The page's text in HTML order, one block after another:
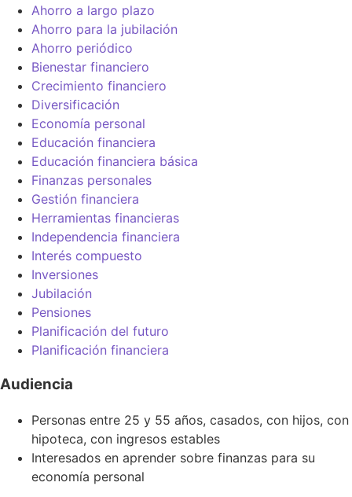
Ahorro a largo plazo
Ahorro para la jubilación
Ahorro periódico
Bienestar financiero
Crecimiento financiero
Diversificación
Economía personal
Educación financiera
Educación financiera básica
Finanzas personales
Gestión financiera
Herramientas financieras
Independencia financiera
Interés compuesto
Inversiones
Jubilación
Pensiones
Planificación del futuro
Planificación financiera
Audiencia
Personas entre 25 y 55 años, casados, con hijos, con
hipoteca, con ingresos estables
Interesados en aprender sobre finanzas para su
economía personal